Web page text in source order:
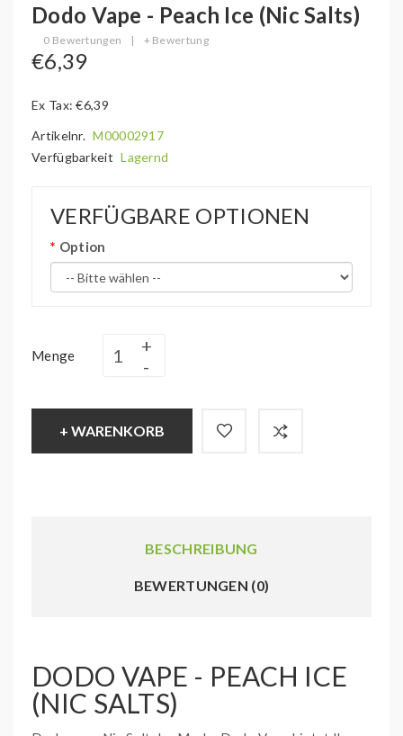
Dodo Vape - Peach Ice (Nic Salts)
0 Bewertungen | + Bewertung
€6,39
Ex Tax: €6,39
Artikelnr. M00002917
Verfügbarkeit Lagernd
VERFÜGBARE OPTIONEN
Option
Menge
+ WARENKORB
BESCHREIBUNG
BEWERTUNGEN (0)
DODO VAPE - PEACH ICE
(NIC SALTS)